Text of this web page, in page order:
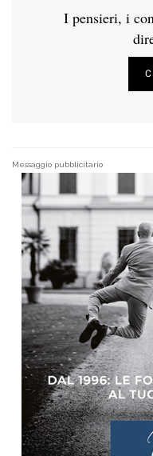
I pensieri, i
Messaggio pubblicitario